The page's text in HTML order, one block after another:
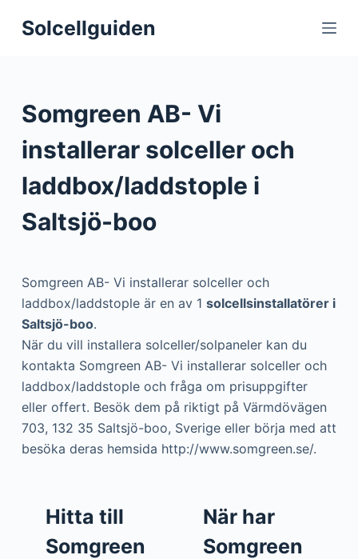
S
o
c
e
Solcellguiden
Somgreen AB- Vi
installerar solceller och
laddbox/laddstople i
Saltsjö-boo
Somgreen AB- Vi installerar solceller och
laddbox/laddstople är en av 1 solcellsinstallatörer i
Saltsjö-boo.
När du vill installera solceller/solpaneler kan du
kontakta Somgreen AB- Vi installerar solceller och
laddbox/laddstople och fråga om prisuppgifter
eller offert. Besök dem på riktigt på Värmdövägen
703, 132 35 Saltsjö-boo, Sverige eller börja med att
besöka deras hemsida http://www.somgreen.se/.
Hitta till
Somgreen
När har
Somgreen